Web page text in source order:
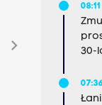
chevron_right
08:11
30-